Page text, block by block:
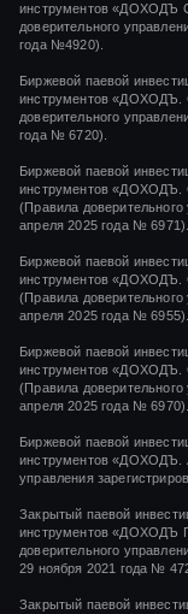
инструментов «ДОХОДЪ
доверительного
года №4920).
Биржевой паевой
инструментов «ДОХОДЪ.
доверительного
года № 6720).
Биржевой паевой
инструментов «ДОХОДЪ.
(Правила
апреля 2025 года № 6971).
Биржевой паевой
инструментов «ДОХОДЪ.
(Правила
апреля 2025 года № 6955).
Биржевой паевой
инструментов «ДОХОДЪ.
(Правила
апреля 2025 года № 6970).
Биржевой паевой
инструментов «ДОХОДЪ.
управления
Закрытый паевой
инструментов«ДОХОДЪ
доверительного
29 ноября 2021 года №
Закрытый паевой